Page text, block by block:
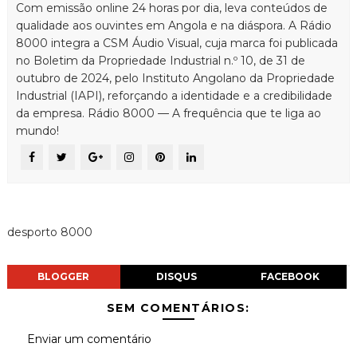
Com emissão online 24 horas por dia, leva conteúdos de
qualidade aos ouvintes em Angola e na diáspora. A Rádio
8000 integra a CSM Áudio Visual, cuja marca foi publicada
no Boletim da Propriedade Industrial n.º 10, de 31 de
outubro de 2024, pelo Instituto Angolano da Propriedade
Industrial (IAPI), reforçando a identidade e a credibilidade
da empresa. Rádio 8000 — A frequência que te liga ao
mundo!
desporto 8000
BLOGGER DISQUS FACEBOOK
SEM COMENTÁRIOS:
Enviar um comentário